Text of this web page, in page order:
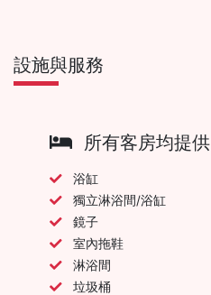
設施與服務
所有客房均提供
浴缸
獨立淋浴間/浴缸
鏡子
室內拖鞋
淋浴間
垃圾桶